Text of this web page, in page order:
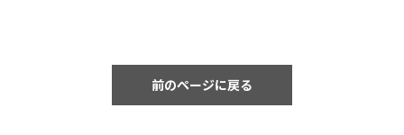
前のページに戻る